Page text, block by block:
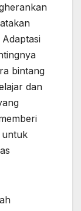
bintang
dan
untuk